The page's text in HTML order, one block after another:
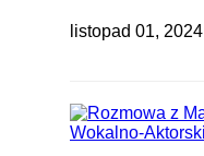
listopad 01, 2024